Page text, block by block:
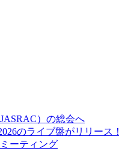
）の総会へ
のライブ盤がリリース！
ーティング